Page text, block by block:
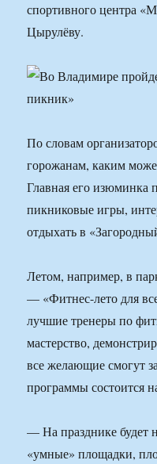
спортивного центра
Цырулёву.
По словам
горожанам, каким
Главная его
пикниковые игры,
отдыхать в
Летом, например, в
— «Фитнес-лето для
лучшие тренеры по
мастерство,
все желающие смогут
программы состоится
— На празднике будет
«умные» площадки,